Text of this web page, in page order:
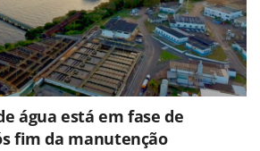
água está em fase de
fim da manutenção